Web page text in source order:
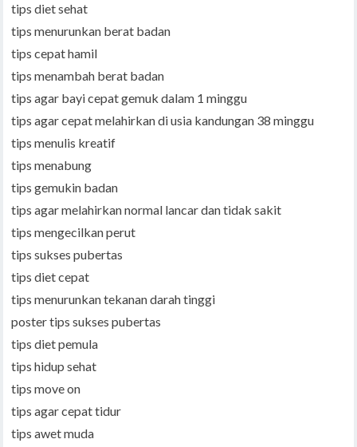
tips diet sehat
tips menurunkan berat badan
tips cepat hamil
tips menambah berat badan
tips agar bayi cepat gemuk dalam 1 minggu
tips agar cepat melahirkan di usia kandungan 38 minggu
tips menulis kreatif
tips menabung
tips gemukin badan
tips agar melahirkan normal lancar dan tidak sakit
tips mengecilkan perut
tips sukses pubertas
tips diet cepat
tips menurunkan tekanan darah tinggi
poster tips sukses pubertas
tips diet pemula
tips hidup sehat
tips move on
tips agar cepat tidur
tips awet muda